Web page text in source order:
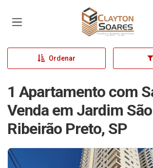
Página inicial
Ordenar
1 Apartamento com
Venda em Jardim
Ribeirão Preto, SP